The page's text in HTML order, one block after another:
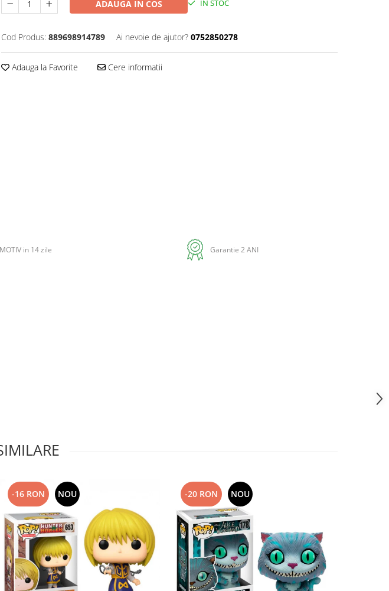
ADAUGA IN COS IN STOC
Cod Produs: 889698914789 Ai nevoie de ajutor? 0752850278
Adauga la Favorite Cere informatii
in 14 zile Garantie 2 ANI
-16 RON NOU -20 RON NOU